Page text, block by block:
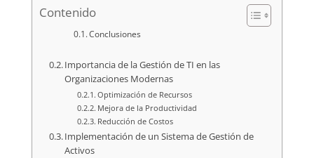
Contenido
Conclusiones
Importancia de la Gestión de TI en las
Organizaciones Modernas
Optimización de Recursos
Mejora de la Productividad
Reducción de Costos
Implementación de un Sistema de Gestión de
Activos